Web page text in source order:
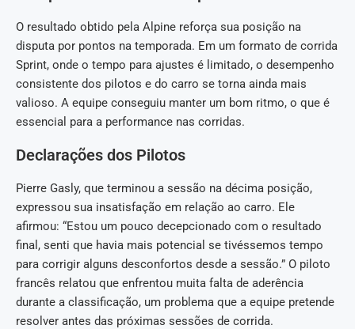
O resultado obtido pela Alpine reforça sua posição na
disputa por pontos na temporada. Em um formato de corrida
Sprint, onde o tempo para ajustes é limitado, o desempenho
consistente dos pilotos e do carro se torna ainda mais
valioso. A equipe conseguiu manter um bom ritmo, o que é
essencial para a performance nas corridas.
Declarações dos Pilotos
Pierre Gasly, que terminou a sessão na décima posição,
expressou sua insatisfação em relação ao carro. Ele
afirmou: “Estou um pouco decepcionado com o resultado
final, senti que havia mais potencial se tivéssemos tempo
para corrigir alguns desconfortos desde a sessão.” O piloto
francês relatou que enfrentou muita falta de aderência
durante a classificação, um problema que a equipe pretende
resolver antes das próximas sessões de corrida.